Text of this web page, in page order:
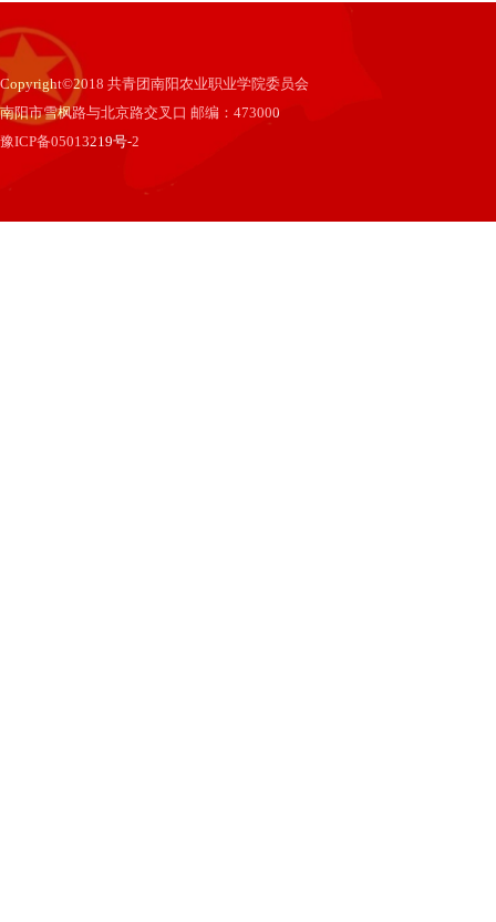
Copyright©2018 共青团南阳农业职业学院委员会
南阳市雪枫路与北京路交叉口 邮编：473000
豫ICP备05013219号-2